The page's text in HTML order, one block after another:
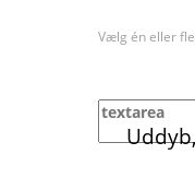
Vælg én eller